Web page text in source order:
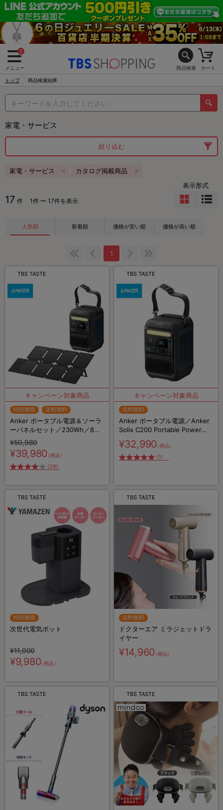
2
メニュー 商品検索 カート
トップ 商品検索結果
家電・サービス
絞り込む
家電・サービス カタログ掲載商品
17 件 1件 〜 17件を表示
表示形式
人気順 新着順 価格が安い順 価格が高い順
1
TBS TASTE
特別価格 送料無料
Anker ポータブル電源＆ソーラ
ーパネルセット／230Wh／8ポ
ート／防災グッズ／災害対策
¥50,980
¥39,980（税込）
(26)
TBS TASTE
送料無料
Anker ポータブル電源／Anker
Solix C200 Portable Power
Station／230Wh／8ポート／防
災グッズ／災害対策
¥32,990（税込）
(1)
TBS TASTE
特別価格
次世代電気ポット
¥11,000
¥9,980（税込）
TBS TASTE
送料無料
ドクターエア ミラジェットドラ
イヤー
¥14,960（税込）
TBS TASTE TBS TASTE